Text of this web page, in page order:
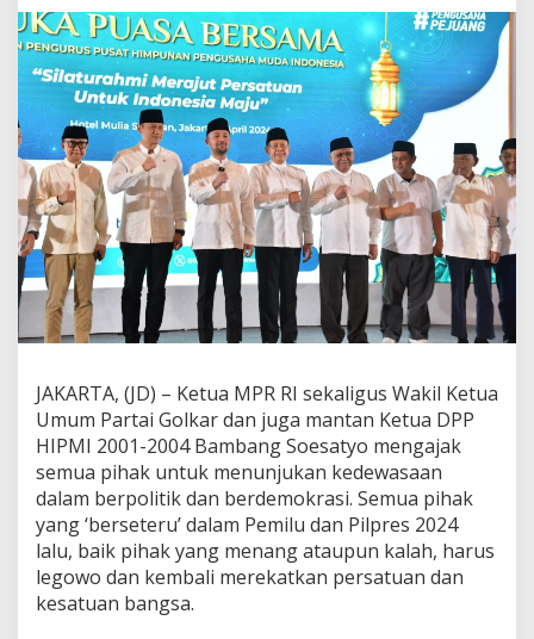
I
B
a
m
s
o
e
t
I
n
a
t
k
a
n
m
u
a
i
h
a
k
U
t
JAKARTA, (JD) – Ketua MPR RI sekaligus Wakil Ketua
Umum Partai Golkar dan juga mantan Ketua DPP
HIPMI 2001-2004 Bambang Soesatyo mengajak
semua pihak untuk menunjukan kedewasaan
dalam berpolitik dan berdemokrasi. Semua pihak
yang ‘berseteru’ dalam Pemilu dan Pilpres 2024
lalu, baik pihak yang menang ataupun kalah, harus
legowo dan kembali merekatkan persatuan dan
kesatuan bangsa.